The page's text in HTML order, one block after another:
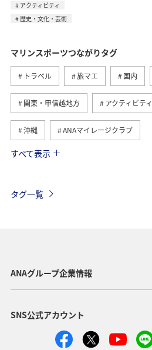
アクティビティ
歴史・文化・芸術
マリンスポーツつながりタグ
トラベル 旅マエ 国内
関東・甲信越地方 アクティビティ
沖縄 ANAマイレージクラブ
オセアニア
すべて表示
タグ一覧
ANAグループ企業情報
SNS公式アカウント